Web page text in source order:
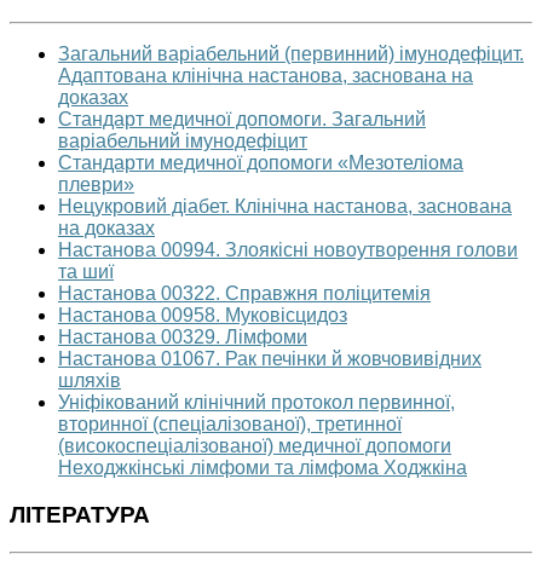
Загальний варіабельний (первинний) імунодефіцит.
Адаптована клінічна настанова, заснована на
доказах
Стандарт медичної допомоги. Загальний
варіабельний імунодефіцит
Стандарти медичної допомоги «Мезотеліома
плеври»
Нецукровий діабет. Клінічна настанова, заснована
на доказах
Настанова 00994. Злоякісні новоутворення голови
та шиї
Настанова 00322. Справжня поліцитемія
Настанова 00958. Муковісцидоз
Настанова 00329. Лімфоми
Настанова 01067. Рак печінки й жовчовивідних
шляхів
Уніфікований клінічний протокол первинної,
вторинної (спеціалізованої), третинної
(високоспеціалізованої) медичної допомоги
Неходжкінські лімфоми та лімфома Ходжкіна
ЛІТЕРАТУРА